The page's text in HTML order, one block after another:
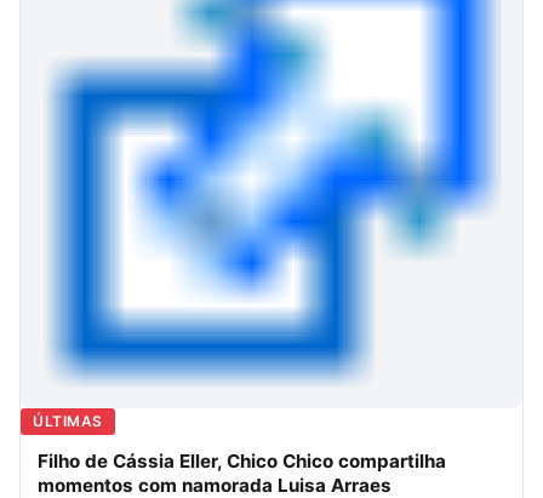
ÚLTIMAS
Filho de Cássia Eller, Chico Chico compartilha
momentos com namorada Luisa Arraes